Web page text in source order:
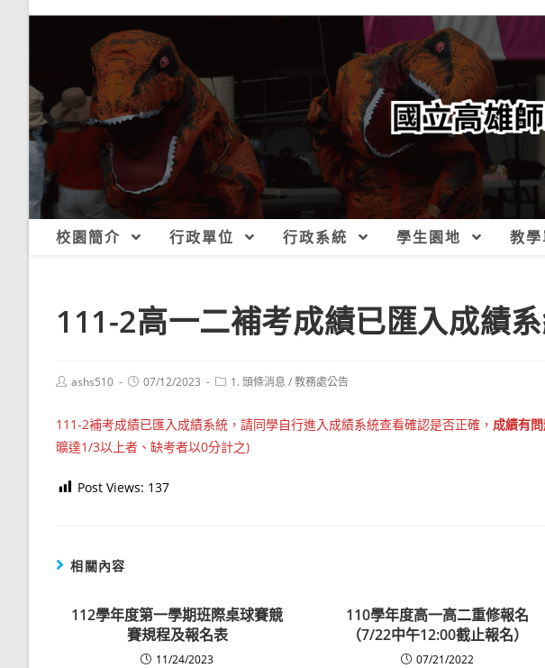
校園簡介 行政單位 行政系統 學生園地 教
111-2高一二補考成績已匯入成績
Postashs510
Post07/12/2023
Post1. 頭條消息 /教務處公告
111-2補考成績已匯入成績系統，請同學自行進入成績系統查看確認是否正確， 成績有
曠達1/3以上者、缺考者以0分計之)
Post Views: 137
相關內容
112學年度第一學期班際桌球賽競
賽規程及報名表
11/24/2023
110學年度高一高二重修報名
（7/22中午12:00截止報名）
07/21/2022